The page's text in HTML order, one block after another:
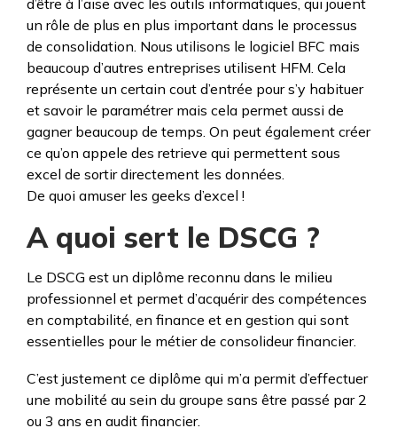
d’être à l’aise avec les outils informatiques, qui jouent
un rôle de plus en plus important dans le processus
de consolidation. Nous utilisons le logiciel BFC mais
beaucoup d’autres entreprises utilisent HFM. Cela
représente un certain cout d’entrée pour s’y habituer
et savoir le paramétrer mais cela permet aussi de
gagner beaucoup de temps. On peut également créer
ce qu’on appele des retrieve qui permettent sous
excel de sortir directement les données.
De quoi amuser les geeks d’excel !
A quoi sert le DSCG ?
Le DSCG est un diplôme reconnu dans le milieu
professionnel et permet d’acquérir des compétences
en comptabilité, en finance et en gestion qui sont
essentielles pour le métier de consolideur financier.
C’est justement ce diplôme qui m’a permit d’effectuer
une mobilité au sein du groupe sans être passé par 2
ou 3 ans en audit financier.